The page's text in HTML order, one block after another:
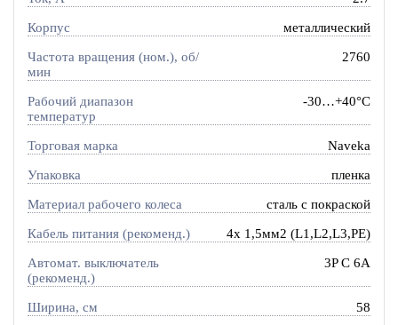
Корпус металлический
Частота вращения (ном.), об/
мин
2760
Рабочий диапазон
температур
-30…+40°C
Торговая марка Naveka
Упаковка пленка
Материал рабочего колеса сталь с покраской
Кабель питания (рекоменд.) 4х 1,5мм2 (L1,L2,L3,PE)
Автомат. выключатель
(рекоменд.)
3P C 6A
Ширина, см 58